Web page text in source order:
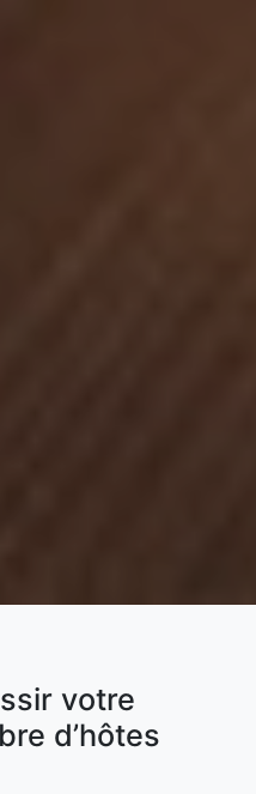
votre
d’hôtes